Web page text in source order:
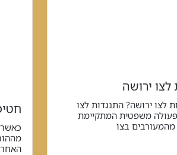
לצו ירושה
לצו ירושה? התנגדות לצו
פעולה משפטית המתקיימת
בצו
כאשר
האחר